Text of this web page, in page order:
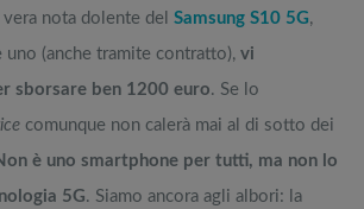
vera nota dolente del Samsung S10 5G,
uno (anche tramite contratto), vi
sborsare ben 1200 euro. Se lo
comunque non calerà mai al di sotto dei
è uno smartphone per tutti, ma non lo
5G. Siamo ancora agli albori: la